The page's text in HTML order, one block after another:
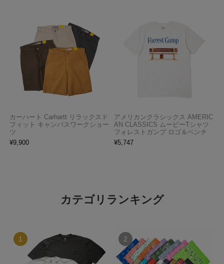
カーハート Carhartt リラックスド
フィット キャンバスワークショー
ツ
¥9,900
アメリカンクラシックス AMERIC
AN CLASSICS ムービーTシャツ
フォレストガンプ ロゴ＆ベンチ
¥5,747
カテゴリランキング